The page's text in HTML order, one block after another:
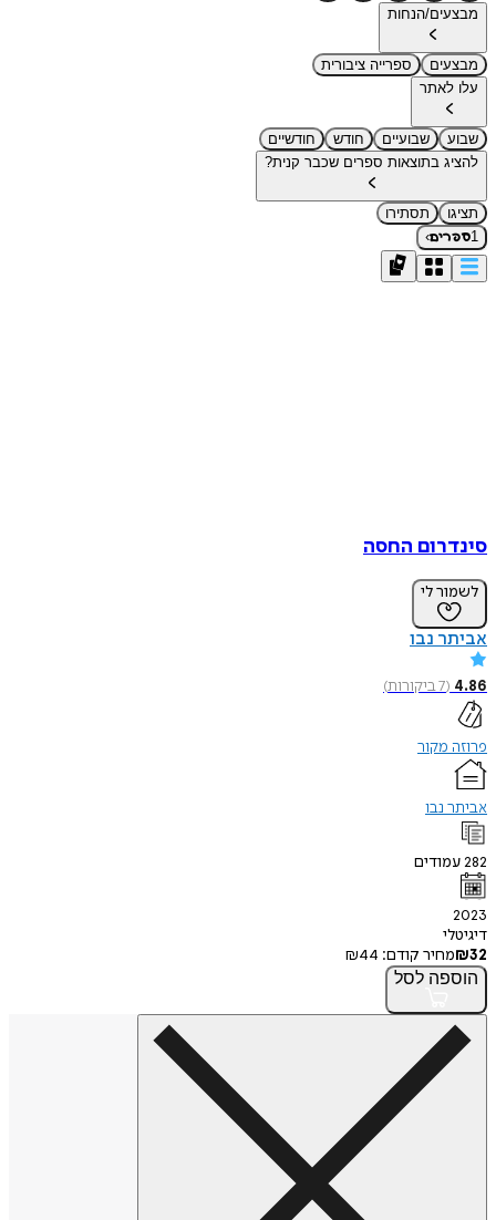
מבצעים/הנחות
מבצעים
ספרייה ציבורית
עלו לאתר
שבוע שבועיים חודש
חודשיים
להציג בתוצאות ספרים שכבר קנית?
תציגו
תסתירו
1ספרים›
סינדרום החסה
לשמור לי
אביתר נבו
4.86
(
7ביקורות)
פרוזה מקור
אביתר נבו
282עמודים
2023
דיגיטלי
₪32 מחיר קודם: ₪44
הוספה לסל